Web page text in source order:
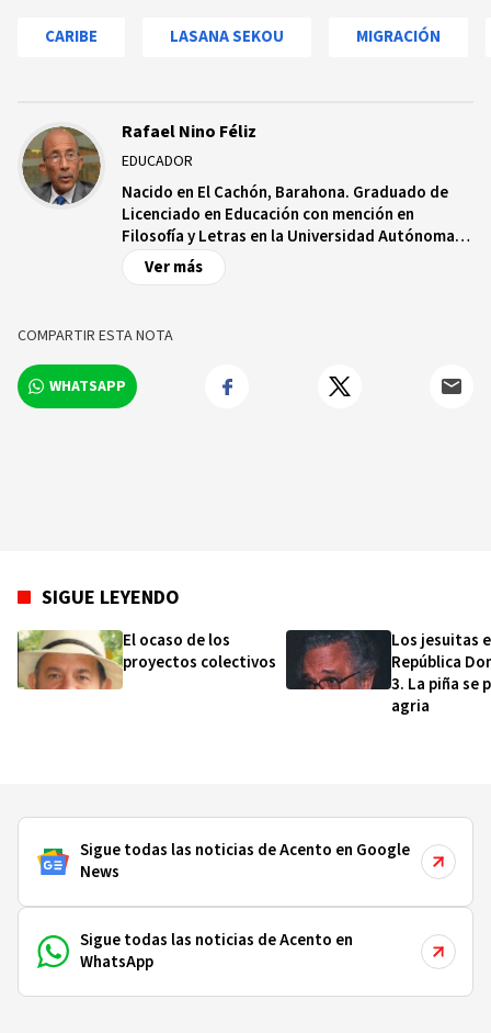
CARIBE LASANA SEKOU MIGRACIÓN
Rafael Nino Féliz
EDUCADOR
Nacido en El Cachón, Barahona. Graduado de
Licenciado en Educación con mención en
Filosofía y Letras en la Universidad Autónoma
de Santo Domingo UASD. Se desempeñó como
técnico de varios departamentos del Ministerio
Director de la Dirección de Bienestar
Estudiantil; Tesorero General y dos veces
Vicerrector de Extensión. Actualmente docente
en las cátedras de Teorías y Crítica de la
Ver más
COMPARTIR ESTA NOTA
WHATSAPP
SIGUE LEYENDO
El ocaso de los
proyectos colectivos
Los jesuitas
República
3. La piña se
agria
Sigue todas las noticias de Acento en Google
News
Sigue todas las noticias de Acento en
WhatsApp